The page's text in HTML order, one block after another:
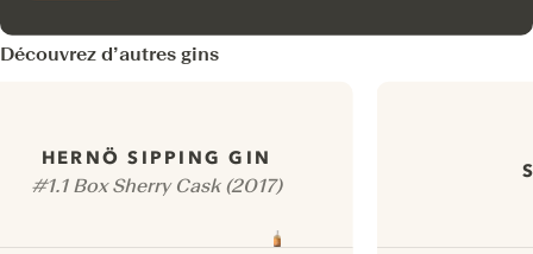
Découvrez d’autres gins
HERNÖ SIPPING GIN
#1.1 Box Sherry Cask (2017)